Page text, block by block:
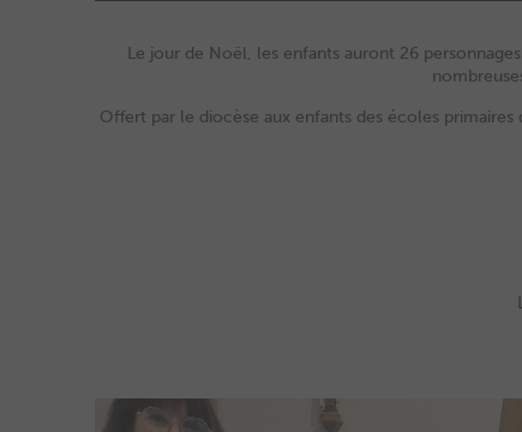
Le jour de Noël, les enfants auront 26
Offert par le diocèse aux enfants des écoles